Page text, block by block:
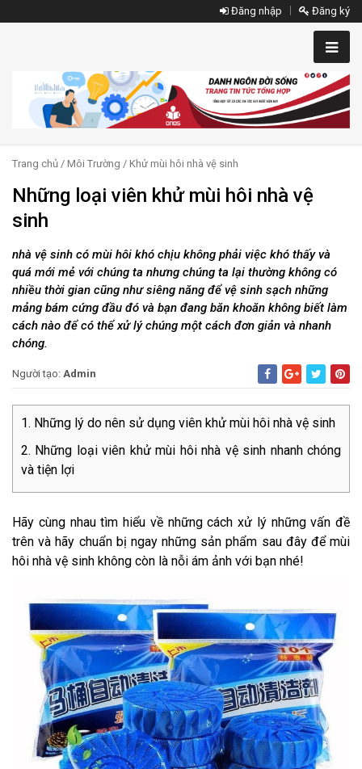
Đăng nhập Đăng ký
Trang chủ / Môi Trường / Khử mùi hôi nhà vệ sinh
Những loại viên khử mùi hôi nhà vệ
sinh
nhà vệ sinh có mùi hôi khó chịu không phải việc khó thấy và
quá mới mẻ với chúng ta nhưng chúng ta lại thường không có
nhiều thời gian cũng như siêng năng để vệ sinh sạch những
mảng bám cứng đầu đó và bạn đang băn khoăn không biết làm
cách nào để có thể xử lý chúng một cách đơn giản và nhanh
chóng.
Người tạo: Admin
Những lý do nên sử dụng viên khử mùi hôi nhà vệ sinh
Những loại viên khử mùi hôi nhà vệ sinh nhanh chóng
và tiện lợi
Hãy cùng nhau tìm hiểu về những cách xử lý những vấn đề
trên và hãy chuẩn bị ngay những sản phẩm sau đây để mùi
hôi nhà vệ sinh không còn là nỗi ám ảnh với bạn nhé!